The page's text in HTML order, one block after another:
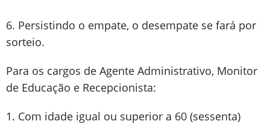
6. Persistindo o empate, o desempate se fará por
sorteio.
Para os cargos de Agente Administrativo, Monitor
de Educação e Recepcionista:
1. Com idade igual ou superior a 60 (sessenta)